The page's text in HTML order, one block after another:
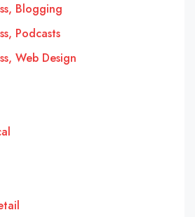
Blogging
Podcasts
Web Design